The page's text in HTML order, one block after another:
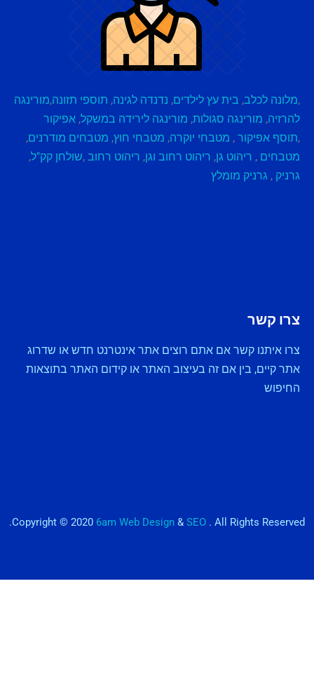
,מלונה לכלב, בית עץ לילדים, נדנדה לגינה, תוספי תזונה,מורינגה
להרזיה, מורינגה סגולות, מורינגה לירידה במשקל, אפיקור
,תוסף אפיקור , מטבחי יוקרה, מטבחי חוץ, מטבחים מודרנים,
מטבחים , ריהוט גן, ריהוט רחוב וגן, ריהוט רחוב ,שולחן קק"ל,
גרניק , גרניק מומלץ
צרו קשר
צרו איתנו קשר אם אתם רוצים אתר אינטרנט חדש או שדרוג
אתר קיים, בין אם זה בעיצוב האתר או קידום האתר בתוצאות
החיפוש
Copyright © 2020 6am Web Design & SEO . All Rights Reserved.